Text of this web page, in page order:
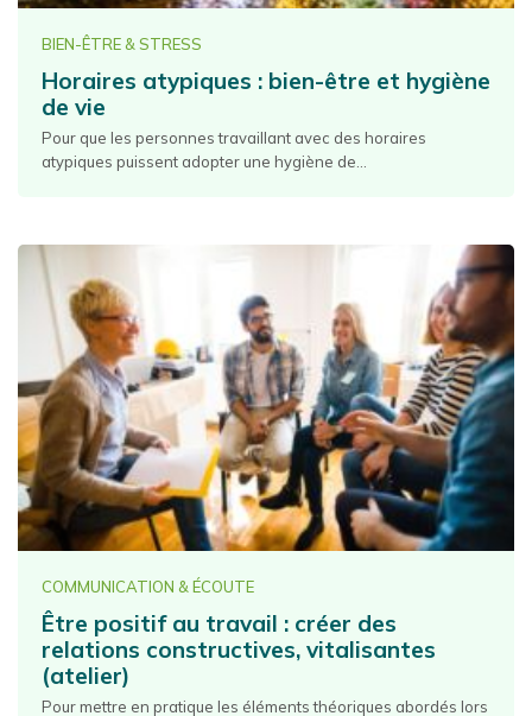
BIEN-ÊTRE & STRESS
Horaires atypiques : bien-être et hygiène
de vie
Pour que les personnes travaillant avec des horaires
atypiques puissent adopter une hygiène de...
COMMUNICATION & ÉCOUTE
Être positif au travail : créer des
relations constructives, vitalisantes
(atelier)
Pour mettre en pratique les éléments théoriques abordés lors